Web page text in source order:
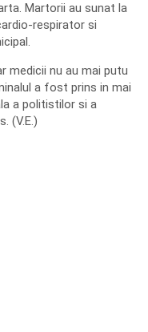
Martorii au sunat la
respirator si
medicii nu au mai putu
a fost prins in mai
a politistilor si a
(V.E.)